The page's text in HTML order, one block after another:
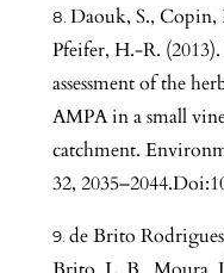
Daouk, S., Copin,
Pfeifer, H.-R.
assessment of the
AMPA in a small
catchment.
32,
de Brito